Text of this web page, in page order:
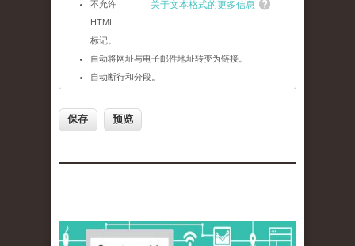
关于文本格式的更多信息
不允许
HTML
标记。
自动将网址与电子邮件地址转变为链接。
自动断行和分段。